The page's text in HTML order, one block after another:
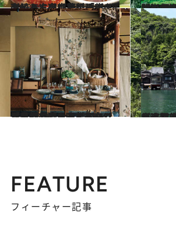
2023.9.7
楽しみ方のバリエーション続々！京都旅行のアクセントに選びたい「新スタイル」な中華料理店4選
グルメ 【京都この場所、この時間】カメラマン
旅＆お
2023.9.10
【京都のアンティークショップ2選】 日本古来の「見立て」を意識すれば 洋皿探しはもっと面白くなる
旅＆お出かけ 【京都府・伊根町】 舟屋が建ち並ぶ伊根で
旅＆お
FEATURE
フィーチャー記事